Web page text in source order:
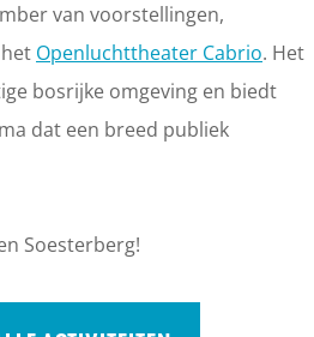
van voorstellingen,
Openluchttheater Cabrio. Het
bosrijke omgeving en biedt
dat een breed publiek
Soesterberg!